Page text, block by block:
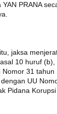
PRANA
jaksa
10 huruf
31
UU
Pidana